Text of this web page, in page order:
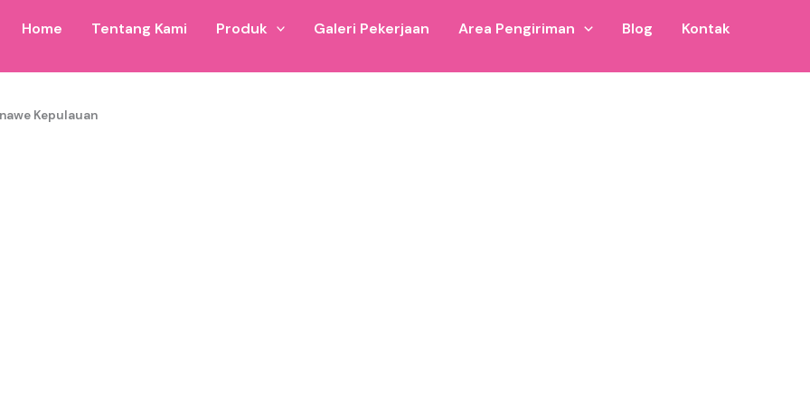
Home Tentang Kami Produk Galeri Pekerjaan Area Pengiriman Blog Kontak
Kepulauan